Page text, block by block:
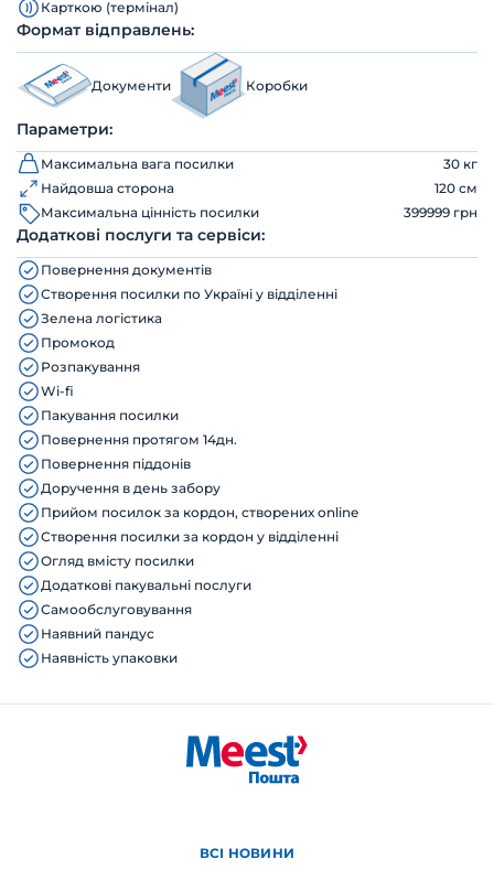
Карткою (термінал)
Формат відправлень:
Документи Коробки
Параметри:
Максимальна вага посилки
30 кг
Найдовша сторона
120 см
Максимальна цінність посилки
399999 грн
Додаткові послуги та сервіси:
Повернення документів
Створення посилки по Україні у відділенні
Зелена логістика
Промокод
Розпакування
Wi-fi
Пакування посилки
Повернення протягом 14дн.
Повернення піддонів
Доручення в день забору
Прийом посилок за кордон, створених online
Створення посилки за кордон у відділенні
Огляд вмісту посилки
Додаткові пакувальні послуги
Самообслуговування
Наявний пандус
Наявність упаковки
ВСІ НОВИНИ